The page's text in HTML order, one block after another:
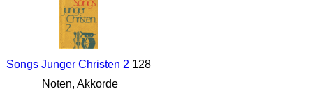
Songs Junger Christen 2 128
Noten, Akkorde